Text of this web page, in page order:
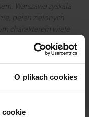
O plikach cookies
cookie
Warszawa zyskała
pełen zielonych
charakterem wiele
firm.